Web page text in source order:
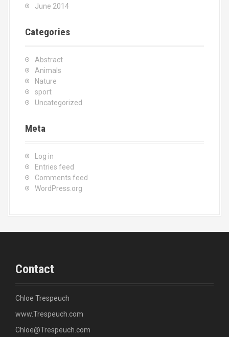
June 2014
Categories
Abstract
Animals
Nature
sport
Uncategorized
Meta
Log in
Entries feed
Comments feed
WordPress.org
Contact
Chloe Trespeuch
www.Trespeuch.com
Chloe@Trespeuch.com